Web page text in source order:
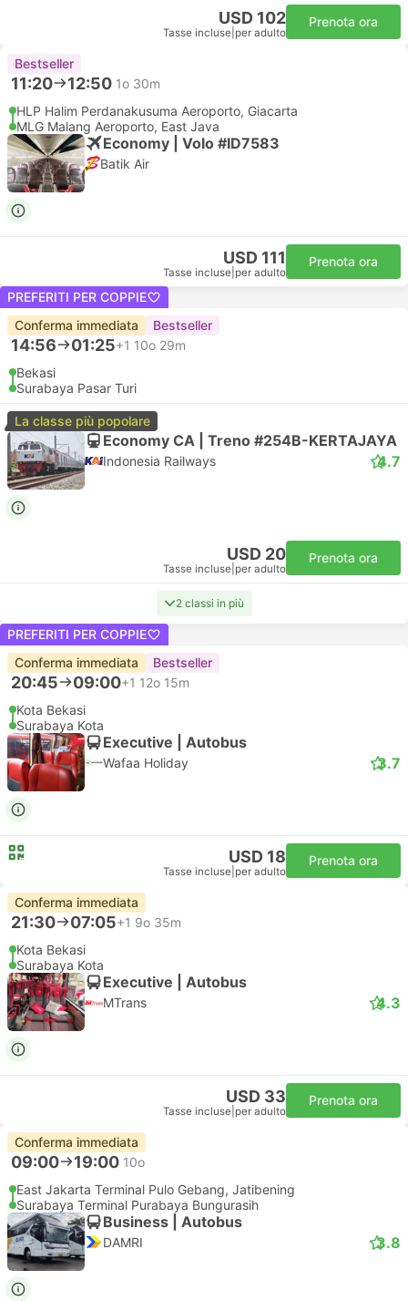
USD 102
Tasse incluse per adulto
Prenota ora
Bestseller
11:20 12:50 1o 30m
HLP Halim Perdanakusuma Aeroporto, Giacarta
MLG Malang Aeroporto, East Java
Economy | Volo #ID7583
Batik Air
USD 111
Tasse incluse per adulto
Prenota ora
PREFERITI PER COPPIE
Conferma immediata
Bestseller
14:56 01:25+1 10o 29m
Bekasi
Surabaya Pasar Turi
La classe più popolare
Economy CA | Treno #254B-KERTAJAYA
Indonesia Railways 4.7
USD 20
Tasse incluse per adulto
Prenota ora
2 classi in più
PREFERITI PER COPPIE
Conferma immediata
Bestseller
20:45 09:00+1 12o 15m
Kota Bekasi
Surabaya Kota
Executive | Autobus
Wafaa Holiday 3.7
USD 18
Tasse incluse per adulto
Prenota ora
Conferma immediata
21:30 07:05+1 9o 35m
Kota Bekasi
Surabaya Kota
Executive | Autobus
MTrans 4.3
USD 33
Tasse incluse per adulto
Prenota ora
Conferma immediata
09:00 19:00 10o
East Jakarta Terminal Pulo Gebang, Jatibening
Surabaya Terminal Purabaya Bungurasih
Business | Autobus
DAMRI 3.8